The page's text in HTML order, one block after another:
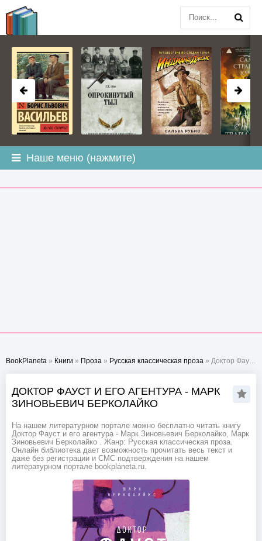
Наше меню (нажмите)
BookPlaneta » Книги » Проза » Русская классическая проза » Доктор Фауст и его агентура - Марк Зиновьевич Берколайко
ДОКТОР ФАУСТ И ЕГО АГЕНТУРА - МАРК
ЗИНОВЬЕВИЧ БЕРКОЛАЙКО
На нашем литературном портале можно бесплатно читать книгу
Доктор Фауст и его агентура - Марк Зиновьевич Берколайко, Марк
Зиновьевич Берколайко . Жанр: Русская классическая проза.
Онлайн библиотека дает возможность прочитать весь текст и
даже без регистрации и СМС подтверждения на нашем
литературном портале bookplaneta.ru.
BOOKPLANETA.COM